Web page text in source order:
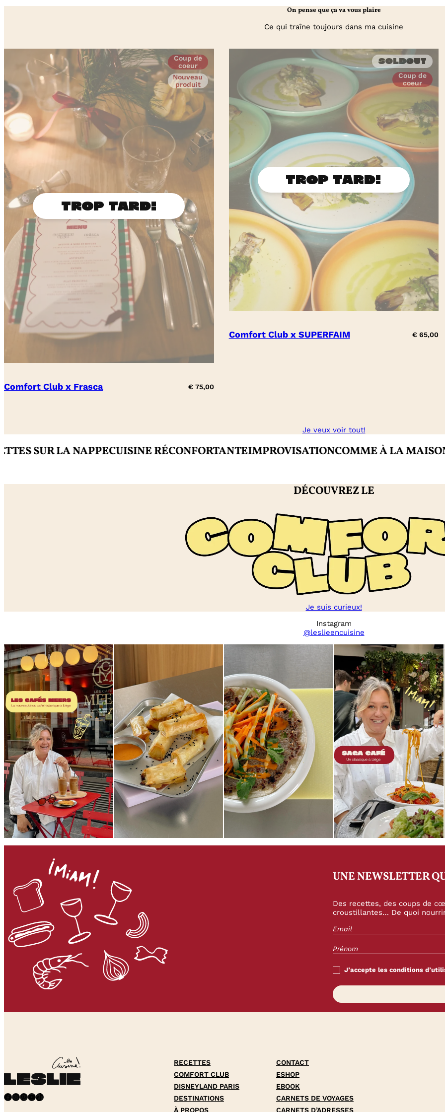
On pense que ça va vous plaire
Ce qui traîne toujours dans ma cuisine
Coup de
coeur
Nouveau
produit
Comfort Club x Frasca €75,00
Soldout
Coup de
coeur
Comfort Club x SUPERFAIM € 65,00
Je veux voir tout!
SUR LA NAPPECUISINE RÉCONFORTANTEIMPROVISATIONCOMME À LA MAISON
DÉCOUVREZ LE
Je suis curieux!
Instagram
@leslieencuisine
UNE NEWSLETTER
Des recettes, des coups de
croustillantes… De quoi
J’accepte les conditions
Facebook InstagramPinterest YouTube TikTok
RECETTES
COMFORT CLUB
DISNEYLAND PARIS
DESTINATIONS
À PROPOS
CONTACT
ESHOP
EBOOK
CARNETS DE VOYAGES
CARNETS D’ADRESSES